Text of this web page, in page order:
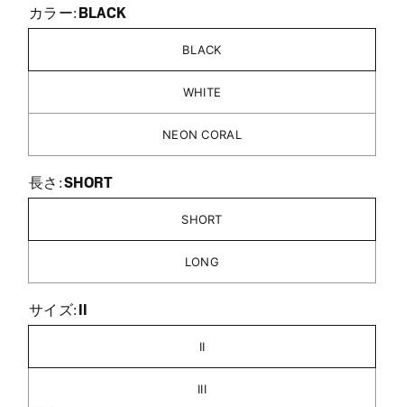
カラー: BLACK
BLACK
WHITE
NEON CORAL
長さ:SHORT
SHORT
LONG
サイズ: II
II
III